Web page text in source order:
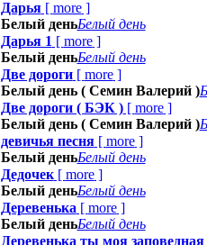
Дарья[ more]
Белый деньБелый день
Дарья 1 [ more]
Белый деньБелый день
Две дороги[ more]
Белый день ( Семин Валерий )
Две дороги ( БЭК )[ more]
Белый день ( Семин Валерий )
девичья песня[ more]
Белый деньБелый день
Дедочек[ more]
Белый деньБелый день
Деревенька [ more]
Белый деньБелый день
Деревенька ты моя заповедная